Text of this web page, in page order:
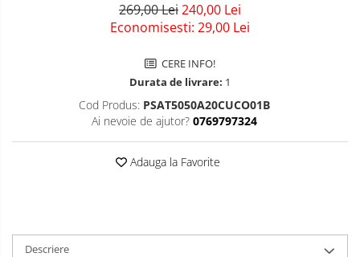
269,00 Lei240,00 Lei
Economisesti: 29,00 Lei
CERE INFO!
Durata de livrare: 1
Cod Produs: PSAT5050A20CUCO01B
Ai nevoie de ajutor? 0769797324
Adauga la Favorite
Descriere